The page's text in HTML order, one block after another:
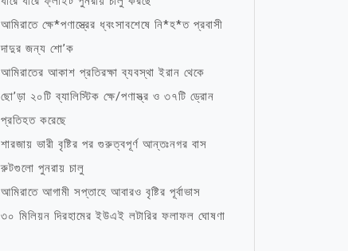
আমিরাতে ক্ষে*পণাস্ত্রের ধ্বংসাবশেষে নি*হ*ত প্রবাসী
দাদুর জন্য শো’ক
আমিরাতের আকাশ প্রতিরক্ষা ব্যবস্থা ইরান থেকে
ছো’ড়া ২০টি ব্যালিস্টিক ক্ষে/পণাস্ত্র ও ৩৭টি ড্রোন
প্রতিহত করেছে
শারজায় ভারী বৃষ্টির পর গুরুত্বপূর্ণ আন্তঃনগর বাস
রুটগুলো পুনরায় চালু
আমিরাতে আগামী সপ্তাহে আবারও বৃষ্টির পূর্বাভাস
৩০ মিলিয়ন দিরহামের ইউএই লটারির ফলাফল ঘোষণা